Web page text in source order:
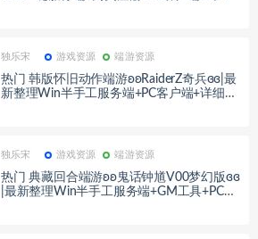
独乐宋 游戏资源 端游资源
热门 韩版怀旧动作端游ʚʚRaiderZ奇兵ɞɞ|最
新整理Win半手工服务端+PC客户端+详细搭
独乐宋 游戏资源 端游资源
热门 典藏回合端游ʚʚ鬼话钟馗V00梦幻版ɞɞ
|最新整理Win半手工服务端+GM工具+PC客